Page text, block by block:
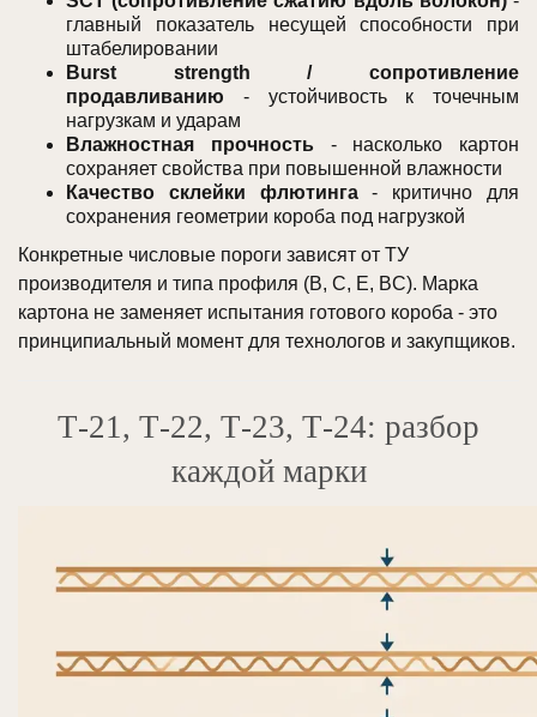
главный показатель несущей способности при
штабелировании
Burst strength / сопротивление
продавливанию - устойчивость к точечным
нагрузкам и ударам
Влажностная прочность- насколько картон
сохраняет свойства при повышенной влажности
Качество склейки флютинга- критично для
сохранения геометрии короба под нагрузкой
Конкретные числовые пороги зависят от ТУ
производителя и типа профиля (B, C, E, BC). Марка
картона не заменяет испытания готового короба - это
принципиальный момент для технологов и закупщиков.
Т-21, Т-22, Т-23, Т-24: разбор
каждой марки